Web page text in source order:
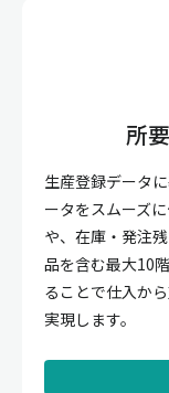
所
生産登録データ
ータをスムーズ
や、在庫・発注
品を含む最大10
ることで仕入か
実現します。